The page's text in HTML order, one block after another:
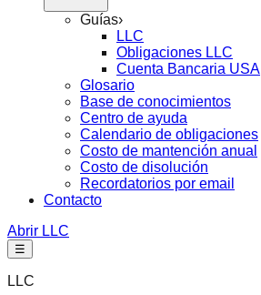
Guías›
LLC
Obligaciones LLC
Cuenta Bancaria USA
Glosario
Base de conocimientos
Centro de ayuda
Calendario de obligaciones
Costo de mantención anual
Costo de disolución
Recordatorios por email
Contacto
Abrir LLC
☰
LLC